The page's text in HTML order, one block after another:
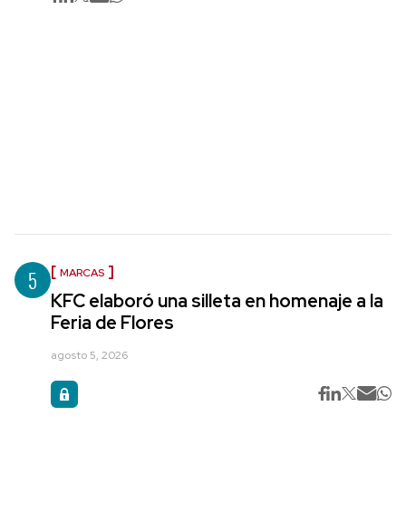
5 MARCAS
KFC elaboró una silleta en homenaje a la
Feria de Flores
agosto 5, 2026